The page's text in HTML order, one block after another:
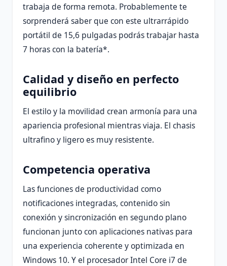
trabaja de forma remota. Probablemente te
sorprenderá saber que con este ultrarrápido
portátil de 15,6 pulgadas podrás trabajar hasta
7 horas con la batería*.
Calidad y diseño en perfecto
equilibrio
El estilo y la movilidad crean armonía para una
apariencia profesional mientras viaja. El chasis
ultrafino y ligero es muy resistente.
Competencia operativa
Las funciones de productividad como
notificaciones integradas, contenido sin
conexión y sincronización en segundo plano
funcionan junto con aplicaciones nativas para
una experiencia coherente y optimizada en
Windows 10. Y el procesador Intel Core i7 de